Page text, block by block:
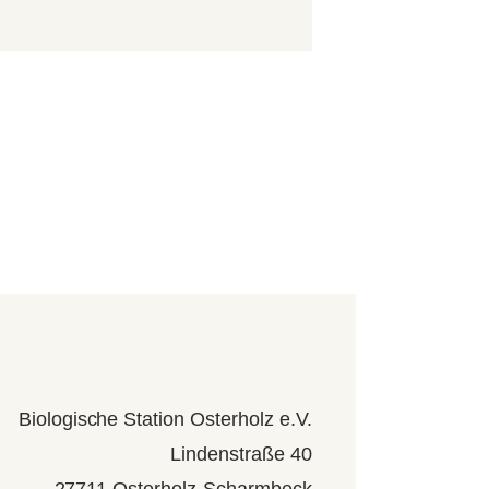
Biologische Station Osterholz e.V.
Lindenstraße 40